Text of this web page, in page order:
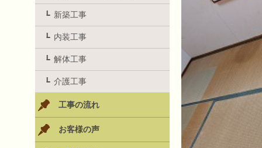
新築工事
内装工事
解体工事
介護工事
工事の流れ
お客様の声